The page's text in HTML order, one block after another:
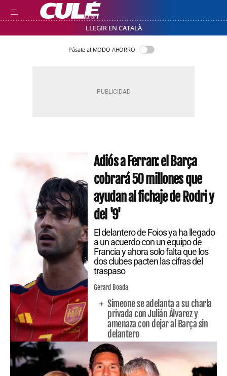
LLEGIR EN CATALÀ
Pásate al MODO AHORRO
Adiós a Ferran: el Barça
cobrará 50 millones que
ayudan al fichaje de Rodri y
del '9'
El delantero de Foios ya ha llegado
a un acuerdo con un equipo de
Francia y ahora solo falta que los
dos clubes pacten las cifras del
traspaso
Gerard Boada
Simeone se adelanta a su charla
privada con Julián Álvarez y
amenaza con dejar al Barça sin
delantero